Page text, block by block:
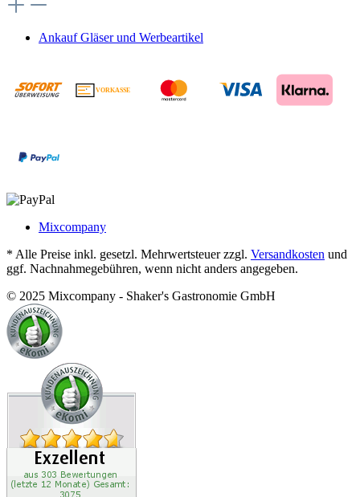
Ankauf Gläser und Werbeartikel
VORKASSE
Mixcompany
* Alle Preise inkl. gesetzl. Mehrwertsteuer zzgl. Versandkosten und
ggf. Nachnahmegebühren, wenn nicht anders angegeben.
© 2025 Mixcompany - Shaker's Gastronomie GmbH